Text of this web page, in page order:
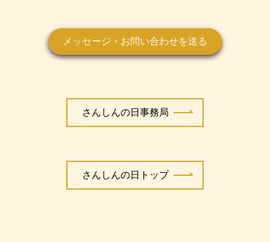
メッセージ・お問い合わせを送る
さんしんの日事務局
さんしんの日トップ